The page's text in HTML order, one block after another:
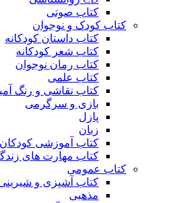
کتاب صوتی
کتاب کودک و نوجوان
کتاب داستان کودکانه
کتاب شعر کودکانه
کتاب رمان نوجوان
کتاب علمی
کتاب نقاشی و رنگ
بازی و سرگرمی
پازل
زبان
کتاب آموزشی کودکان
کتاب مهارت های
کتاب عمومی
کتاب آشپزی و
مذهبی